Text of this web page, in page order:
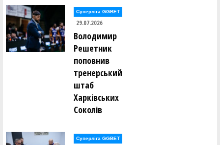
Валентин Сліпуха ()
Сергій Слободянюк ()
В'ячеслав Слюсар ()
Станіслав Смірнов ()
Віктор Соболевський ()
Антон Соловйов ()
Анна Сорокіна (Литвин) ()
Євгенія Спітковська ()
Богдан Стеценко ()
Ярослав Стецюк ()
Максим Суслов ()
Суперліга GGBET
29.07.2026
Володимир
Решетник
поповнив
тренерський
штаб
Харківських
Соколів
Суперліга GGBET